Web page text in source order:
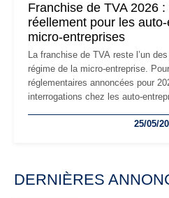
Franchise de TVA 2026
réellement pour les
micro-entreprises
La franchise de TVA reste l’un
régime de la micro-entreprise.
réglementaires annoncées pour
interrogations chez les auto-
facturation ou risque de bascule
25/05/
DERNIÈRES